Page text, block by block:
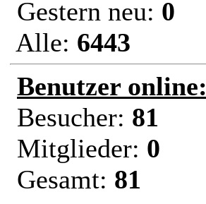
Gestern neu: 0
Alle: 6443
Benutzer online:
Besucher: 81
Mitglieder: 0
Gesamt: 81